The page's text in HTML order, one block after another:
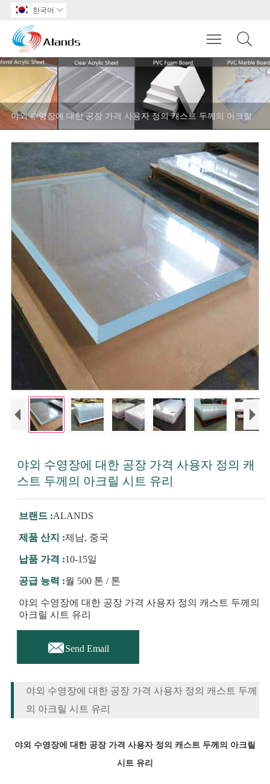
한국어 
Toggle
야외 수영장에 대한 공장 가격 사용자 정의 캐스트 두께의 아크릴
시트 유리
야외 수영장에 대한 공장 가격 사용자 정의 캐
스트 두께의 아크릴 시트 유리
브랜드 :ALANDS
제품 산지 :제남, 중국
납품 가격 :10-15일
공급 능력 :월 500 톤 / 톤
야외 수영장에 대한 공장 가격 사용자 정의 캐스트 두께의
아크릴 시트 유리
Send Email
야외 수영장에 대한 공장 가격 사용자 정의 캐스트 두께
의 아크릴 시트 유리
야외 수영장에 대한 공장 가격 사용자 정의 캐스트 두께의 아크릴
시트 유리